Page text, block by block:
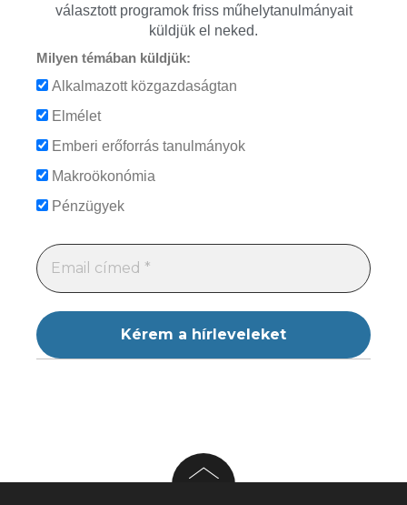
választott programok friss műhelytanulmányait
küldjük el neked.
Milyen témában küldjük:
Alkalmazott közgazdaságtan
Elmélet
Emberi erőforrás tanulmányok
Makroökonómia
Pénzügyek